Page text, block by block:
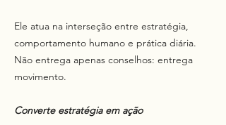
Ele atua na interseção entre estratégia,
comportamento humano e prática diária.
Não entrega apenas conselhos: entrega
movimento.
Converte estratégia em ação